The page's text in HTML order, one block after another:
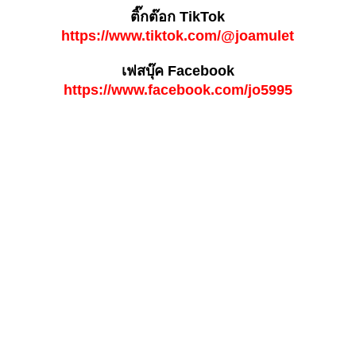
ติ๊กต๊อก TikTok
https://www.tiktok.com/@joamulet
เฟสบุ๊ค Facebook
https://www.facebook.com/jo5995